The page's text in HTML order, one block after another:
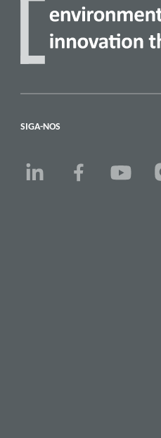
SIGA-NOS